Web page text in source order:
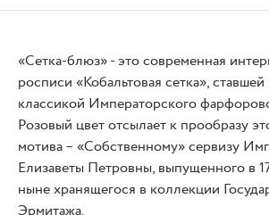
«Сетка-блюз» - это современная
росписи «Кобальтовая сетка»,
классикой Императорского
Розовый цвет отсылает к прообразу
мотива – «Собственному» сервизу
Елизаветы Петровны, выпущенного в
ныне хранящегося в коллекции